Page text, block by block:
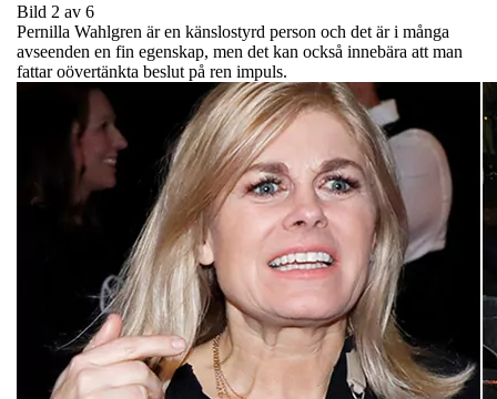
Bild 2 av 6
Pernilla Wahlgren är en känslostyrd person och det är i många
avseenden en fin egenskap, men det kan också innebära att man
fattar oövertänkta beslut på ren impuls.